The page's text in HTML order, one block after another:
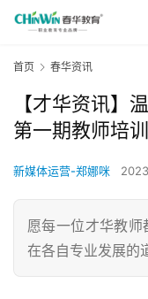
首页 春华资讯
【才华资讯】
第一期教师培
新媒体运营-郑娜咪
愿每一位才华教师
在各自专业发展的